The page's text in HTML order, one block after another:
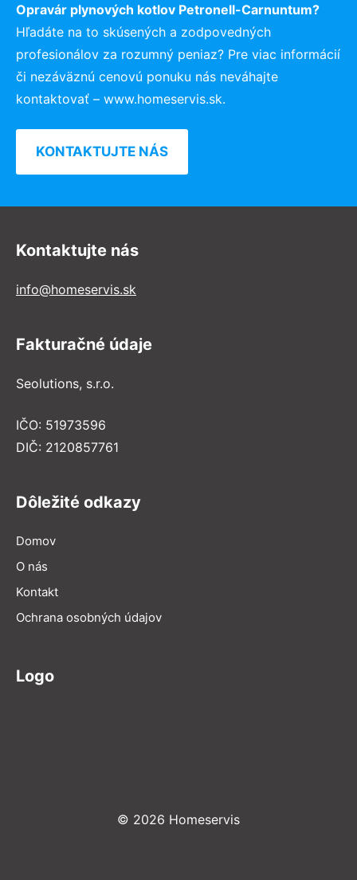
Opravár plynových kotlov Petronell-Carnuntum?
Hľadáte na to skúsených a zodpovedných
profesionálov za rozumný peniaz? Pre viac informácií
či nezáväznú cenovú ponuku nás neváhajte
kontaktovať – www.homeservis.sk.
KONTAKTUJTE NÁS
Kontaktujte nás
info@homeservis.sk
Fakturačné údaje
Seolutions, s.r.o.
IČO: 51973596
DIČ: 2120857761
Dôležité odkazy
Domov
O nás
Kontakt
Ochrana osobných údajov
Logo
© 2026 Homeservis